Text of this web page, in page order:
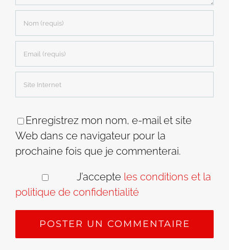
Enregistrez mon nom, e-mail et site
Web dans ce navigateur pour la
prochaine fois que je commenterai.
J’accepte les conditions et la
politique de confidentialité